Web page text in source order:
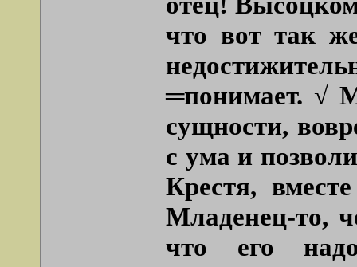
что вот так
═понимает. √
сущности,
с ума и
Крестя,
Младенец-то,
что его